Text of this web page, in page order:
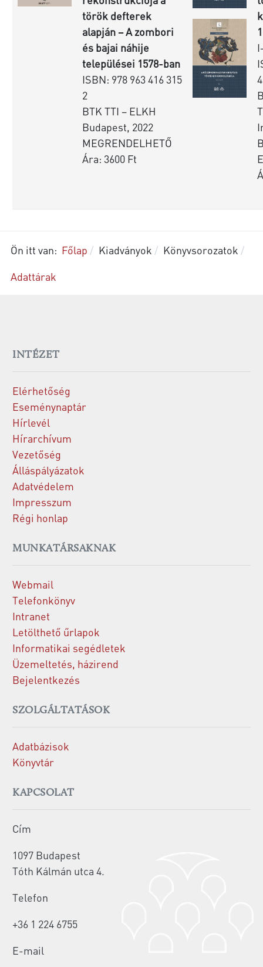
török defterek
alapján – A zombori
és bajai náhije
települései 1578-ban
ISBN: 978 963 416 315
2
BTK TTI – ELKH
Budapest, 2022
MEGRENDELHETŐ
Ára: 3600 Ft
Ön itt van: Főlap Kiadványok
Könyvsorozatok
Adattárak
INTÉZET
Elérhetőség
Eseménynaptár
Hírlevél
Hírarchívum
Vezetőség
Álláspályázatok
Adatvédelem
Impresszum
Régi honlap
MUNKATÁRSAKNAK
Webmail
Telefonkönyv
Intranet
Letölthető űrlapok
Informatikai segédletek
Üzemeltetés, házirend
Bejelentkezés
SZOLGÁLTATÁSOK
Adatbázisok
Könyvtár
KAPCSOLAT
Cím
1097 Budapest
Tóth Kálmán utca 4.
Telefon
+36 1 224 6755
E-mail